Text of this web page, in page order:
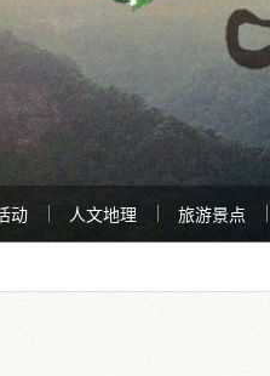
动 人文地理 旅游景点